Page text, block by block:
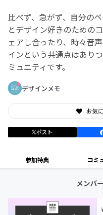
比べず、急がず、自分の
とデザイン好きのための
ェアし合ったり、時々音
インという共通点はあり
ミュニティです。
デザインメモ
お気
ポスト
参加特典 コミ
メンバ